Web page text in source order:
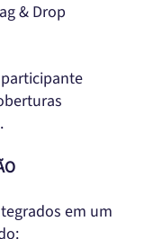
& Drop
em um